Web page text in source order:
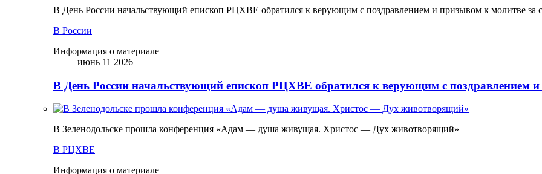
В День России начальствующий епископ РЦХВЕ обратился к верующим с поздравлением и призывом к молитве за
В России
Информация о материале
июнь 11 2026
В День России начальствующий епископ РЦХВЕ обратился к верующим с поздравлением
В Зеленодольске прошла конференция «Адам — душа живущая. Христос — Дух животворящий»
В РЦХВЕ
Информация о материале